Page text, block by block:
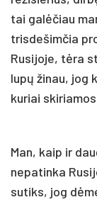
tai galėčiau
trisdešimčia
Rusijoje, tėra
lupų žinau, jog
kuriai
Man, kaip ir
nepatinka
sutiks, jog